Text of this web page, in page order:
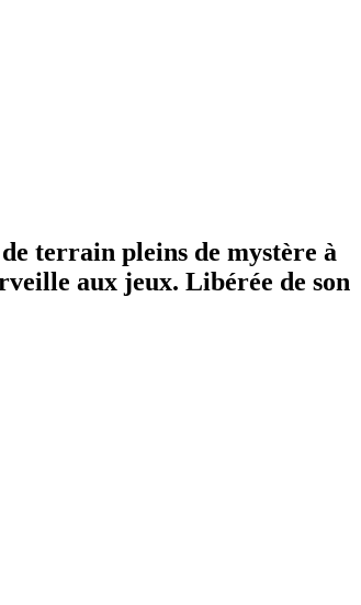
terrain pleins de mystère à
aux jeux. Libérée de son